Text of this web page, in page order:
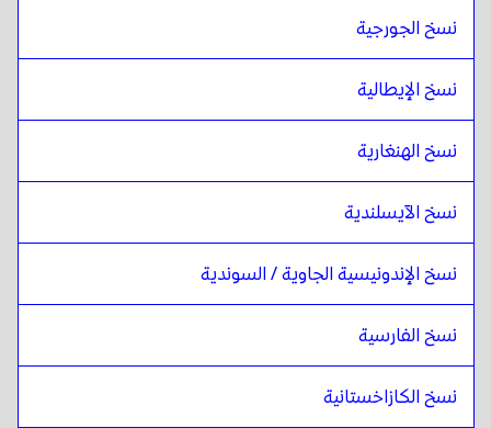
نسخ الجورجية
نسخ الإيطالية
نسخ الهنغارية
نسخ الآيسلندية
نسخ الإندونيسية الجاوية / السوندية
نسخ الفارسية
نسخ الكازاخستانية